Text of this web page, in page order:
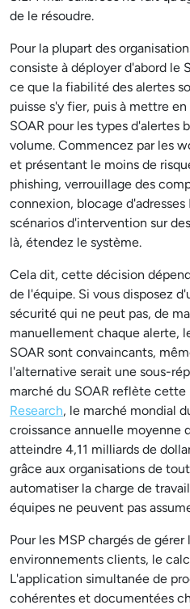
de le résoudre.
Pour la plupart des
consiste à déployer d'abord le
ce que la fiabilité des alertes
puisse s'y fier, puis à mettre
SOAR pour les types d'alertes
volume. Commencez par les
et présentant le moins de
phishing, verrouillage des
connexion, blocage d'adresses
scénarios d'intervention sur
là, étendez le système.
Cela dit, cette décision
de l'équipe. Si vous disposez
sécurité qui ne peut pas, de
manuellement chaque alerte,
SOAR sont convaincants,
l'alternative serait une sous-
marché du SOAR reflète cette
Research, le marché mondial
croissance annuelle moyenne
atteindre 4,11 milliards de
grâce aux organisations de
automatiser la charge de
équipes ne peuvent pas
Pour les MSP chargés de
environnements clients, le
L'application simultanée de
cohérentes et documentées